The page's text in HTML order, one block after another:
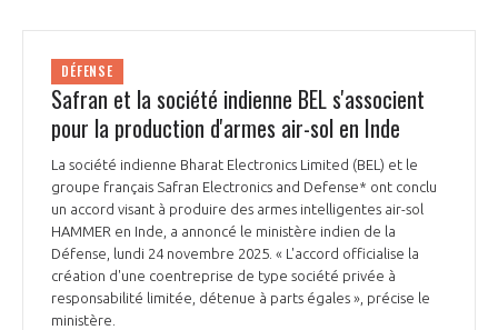
DÉFENSE
Safran et la société indienne BEL s'associent
pour la production d'armes air-sol en Inde
La société indienne Bharat Electronics Limited (BEL) et le
groupe français Safran Electronics and Defense* ont conclu
un accord visant à produire des armes intelligentes air-sol
HAMMER en Inde, a annoncé le ministère indien de la
Défense, lundi 24 novembre 2025. « L'accord officialise la
création d'une coentreprise de type société privée à
responsabilité limitée, détenue à parts égales », précise le
ministère.